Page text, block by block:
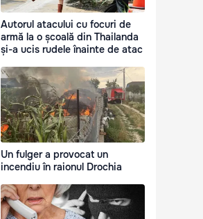
Autorul atacului cu focuri de
armă la o școală din Thailanda
și-a ucis rudele înainte de atac
Un fulger a provocat un
incendiu în raionul Drochia